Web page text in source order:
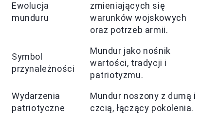
Ewolucja
munduru
zmieniających się
warunków wojskowych
oraz potrzeb armii.
Symbol
przynależności
Mundur jako nośnik
wartości, tradycji i
patriotyzmu.
Wydarzenia
patriotyczne
Mundur noszony z dumą i
czcią, łączący pokolenia.